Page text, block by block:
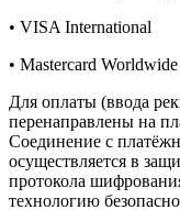
• VISA International
• Mastercard Worldwide
Для оплаты (ввода
перенаправлены на
Соединение с
осуществляется в
протокола
технологию